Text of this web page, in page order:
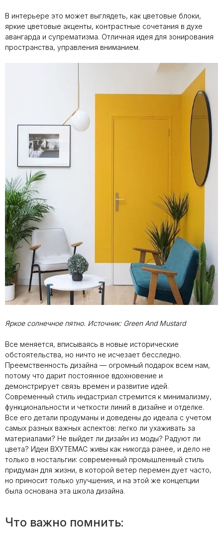
В интерьере это может выглядеть, как цветовые блоки,
яркие цветовые акценты, контрастные сочетания в духе
авангарда и супрематизма. Отличная идея для зонирования
пространства, управления вниманием.
Яркое солнечное пятно. Источник: Green And Mustard
Все меняется, вписываясь в новые исторические
обстоятельства, но ничто не исчезает бесследно.
Преемственность дизайна — огромный подарок всем нам,
потому что дарит постоянное вдохновение и
демонстрирует связь времен и развитие идей.
Современный стиль индастриал стремится к минимализму,
функциональности и четкости линий в дизайне и отделке.
Все его детали продуманы и доведены до идеала с учетом
самых разных важных аспектов: легко ли ухаживать за
материалами? Не выйдет ли дизайн из моды? Радуют ли
цвета? Идеи ВХУТЕМАС живы как никогда ранее, и дело не
только в ностальгии: современный промышленный стиль
придуман для жизни, в которой ветер перемен дует часто,
но приносит только улучшения, и на этой же концепции
была основана эта школа дизайна.
Что важно помнить: